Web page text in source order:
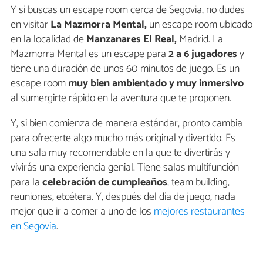
Y si buscas un escape room cerca de Segovia, no dudes
en visitarLa Mazmorra Mental,un escape room ubicado
en la localidad deManzanares El Real,Madrid. La
Mazmorra Mental es un escape para2 a 6 jugadoresy
tiene una duración de unos 60 minutos de juego. Es un
escape roommuy bien ambientado y muy inmersivo
al sumergirte rápido en la aventura que te proponen.
Y, si bien comienza de manera estándar, pronto cambia
para ofrecerte algo mucho más original y divertido. Es
una sala muy recomendable en la que te divertirás y
vivirás una experiencia genial. Tiene salas multifunción
para lacelebración de cumpleaños, team building,
reuniones, etcétera. Y, después del día de juego, nada
mejor que ir a comer a uno de los mejores restaurantes
en Segovia.